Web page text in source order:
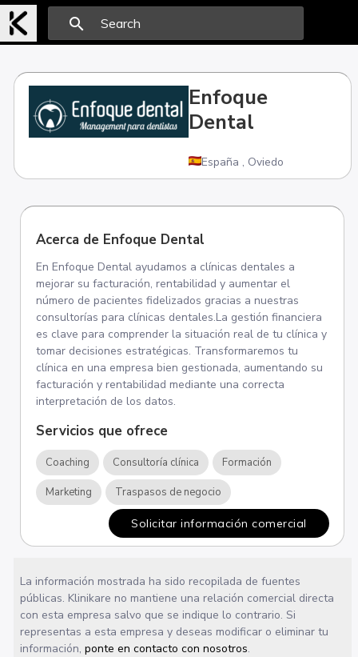
search
Enfoque
Dental
España , Oviedo
Acerca de Enfoque Dental
En Enfoque Dental ayudamos a clínicas dentales a
mejorar su facturación, rentabilidad y aumentar el
número de pacientes fidelizados gracias a nuestras
consultorías para clínicas dentales.La gestión financiera
es clave para comprender la situación real de tu clínica y
tomar decisiones estratégicas. Transformaremos tu
clínica en una empresa bien gestionada, aumentando su
facturación y rentabilidad mediante una correcta
interpretación de los datos.
Servicios que ofrece
Coaching Consultoría clínica Formación
Marketing Traspasos de negocio
Solicitar información comercial
La información mostrada ha sido recopilada de fuentes
públicas. Klinikare no mantiene una relación comercial directa
con esta empresa salvo que se indique lo contrario. Si
representas a esta empresa y deseas modificar o eliminar tu
información,ponte en contacto con nosotros.